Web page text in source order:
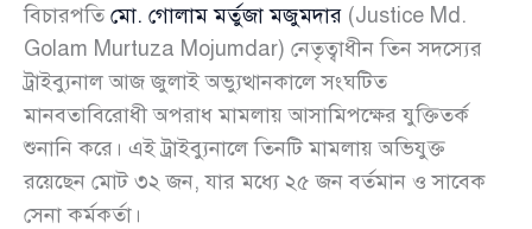
বিচারপতি মো. গোলাম মর্তুজা মজুমদার (Justice Md.
Golam Murtuza Mojumdar) নেতৃত্বাধীন তিন সদস্যের
ট্রাইব্যুনাল আজ জুলাই অভ্যুত্থানকালে সংঘটিত
মানবতাবিরোধী অপরাধ মামলায় আসামিপক্ষের যুক্তিতর্ক
শুনানি করে। এই ট্রাইব্যুনালে তিনটি মামলায় অভিযুক্ত
রয়েছেন মোট ৩২ জন, যার মধ্যে ২৫ জন বর্তমান ও সাবেক
সেনা কর্মকর্তা।